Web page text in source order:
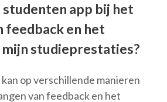
app bij het
feedback en het
mijn studieprestaties?
op verschillende manieren
van feedback en het